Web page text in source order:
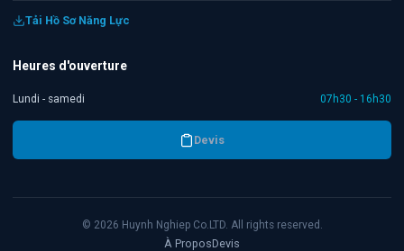
Tải Hồ Sơ Năng Lực
Heures d'ouverture
Lundi - samedi 07h30 - 16h30
Devis
© 2026 Huynh Nghiep Co.LTD. All rights reserved.
À ProposDevis